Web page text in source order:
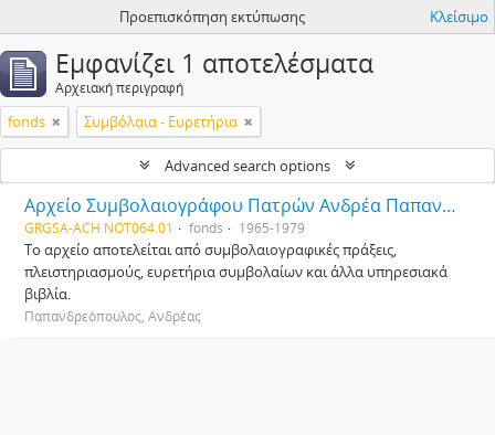
Προεπισκόπηση εκτύπωσης Κλείσιμο
Εμφανίζει 1 αποτελέσματα
Αρχειακή περιγραφή
fonds Συμβόλαια - Ευρετήρια
Advanced search options
Αρχείο Συμβολαιογράφου Πατρών Ανδρέα Παπανδρεόπουλου
GRGSA-ACH NOT064.01 fonds 1965-1979
Το αρχείο αποτελείται από συμβολαιογραφικές πράξεις,
πλειστηριασμούς, ευρετήρια συμβολαίων και άλλα υπηρεσιακά
βιβλία.
Παπανδρεόπουλος, Ανδρέας